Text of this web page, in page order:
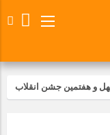
و هفتمین جشن انقلاب
های رهبر کبیر و فقید